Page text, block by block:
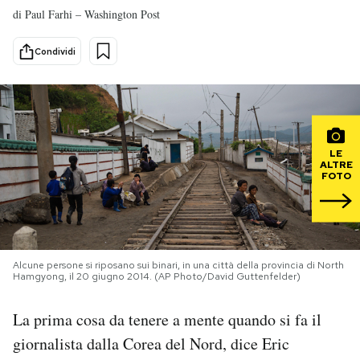
Economia
Sport
PODCAST
NEWSLETTER
I MIEI PREFERITI
SHOP
CALENDARIO
di Paul Farhi – Washington Post
Condividi
LE
ALTRE
FOTO
Alcune persone si riposano sui binari, in una città della provincia di North
Hamgyong, il 20 giugno 2014. (AP Photo/David Guttenfelder)
La prima cosa da tenere a mente quando si fa il
giornalista dalla Corea del Nord, dice Eric